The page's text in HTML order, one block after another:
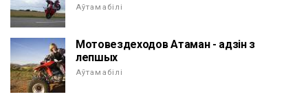
Аўтамабілі
Мотовездеходов Атаман - адзін з
лепшых
Аўтамабілі